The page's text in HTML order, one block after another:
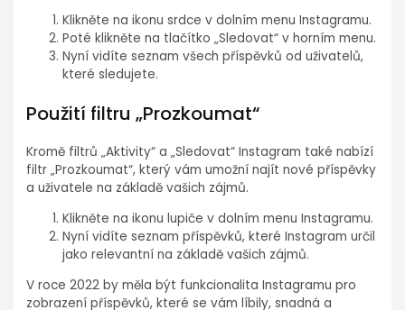
Klikněte na ikonu srdce v dolním menu Instagramu.
Poté klikněte na tlačítko „Sledovat“ v horním menu.
Nyní vidíte seznam všech příspěvků od uživatelů,
které sledujete.
Použití filtru „Prozkoumat“
Kromě filtrů „Aktivity“ a „Sledovat“ Instagram také nabízí
filtr „Prozkoumat“, který vám umožní najít nové příspěvky
a uživatele na základě vašich zájmů.
Klikněte na ikonu lupiče v dolním menu Instagramu.
Nyní vidíte seznam příspěvků, které Instagram určil
jako relevantní na základě vašich zájmů.
V roce 2022 by měla být funkcionalita Instagramu pro
zobrazení příspěvků, které se vám líbily, snadná a